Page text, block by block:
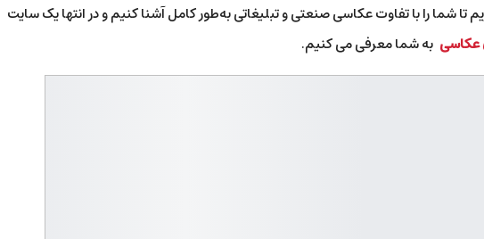
تا شما را با تفاوت عکاسی صنعتی و تبلیغاتی به‌طور کامل آشنا کنیم و در انتها یک سایت
عکاسی به شما معرفی می کنیم.